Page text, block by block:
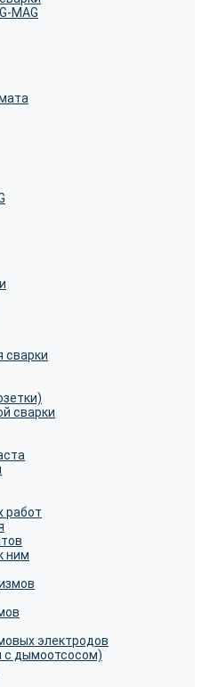
MAG
сварки
сварки
работ
ним
электродов
с дымоотсосом)